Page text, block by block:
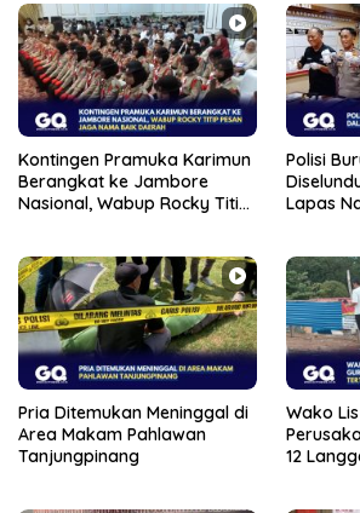
Kontingen Pramuka Karimun
Berangkat ke Jambore
Nasional, Wabup Rocky Titip
Polisi
Lapas
Pria Ditemukan Meninggal di
Area Makam Pahlawan
Tanjungpinang
Wako
12